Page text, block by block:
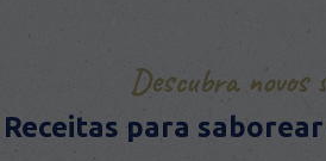
Descubra novos
Receitas para